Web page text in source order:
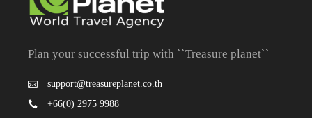
Plan your successful trip with ``Treasure planet``
support@treasureplanet.co.th
+66(0) 2975 9988